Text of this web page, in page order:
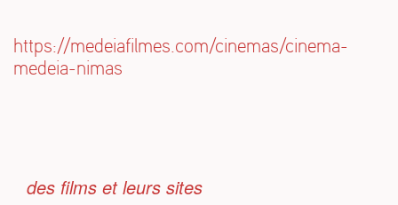
https://medeiafilmes.com/cinemas/cinema-
medeia-nimas
des films et leurs sites